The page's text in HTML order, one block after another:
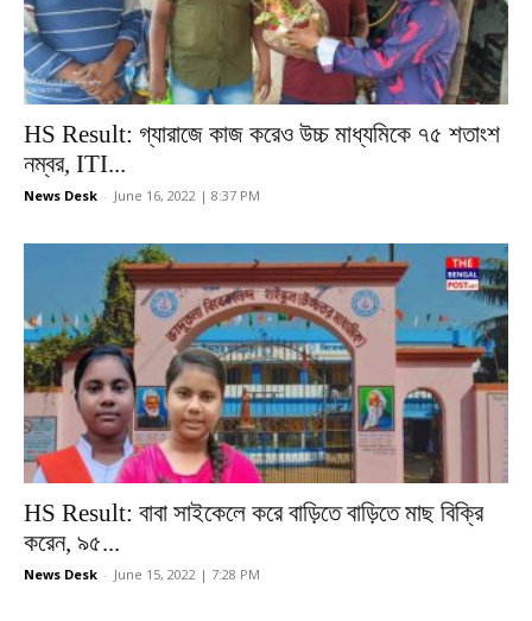
HS Result: গ্যারাজে কাজ করেও উচ্চ মাধ্যমিকে ৭৫ শতাংশ
নম্বর, ITI...
News Desk - June 16, 2022 | 8:37 PM
HS Result: বাবা সাইকেলে করে বাড়িতে বাড়িতে মাছ বিক্রি
করেন, ৯৫...
News Desk - June 15, 2022 | 7:28 PM